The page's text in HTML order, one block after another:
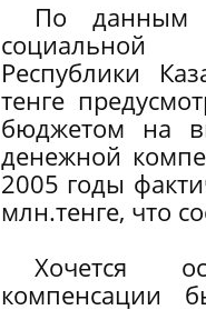
По данным
Республики
тенге
бюджетом на
денежной
2005 годы
млн.тенге, что
Хочется
компенсации